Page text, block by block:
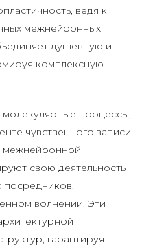
ведя к
межнейронных
душевную и
комплексную
молекулярные процессы,
чувственного записи.
межнейронной
свою деятельность
посредников,
волнении. Эти
гарантируя